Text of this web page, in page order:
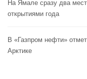
На Ямале сразу два
открытиями года
В «Газпром нефти»
Арктике